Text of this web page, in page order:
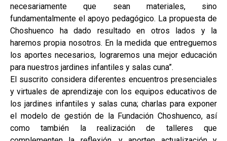
necesariamente que sean materiales, sino
fundamentalmente el apoyo pedagógico. La propuesta de
Choshuenco ha dado resultado en otros lados y la
haremos propia nosotros. En la medida que entreguemos
los aportes necesarios, lograremos una mejor educación
para nuestros jardines infantiles y salas cuna”.
El suscrito considera diferentes encuentros presenciales
y virtuales de aprendizaje con los equipos educativos de
los jardines infantiles y salas cuna; charlas para exponer
el modelo de gestión de la Fundación Choshuenco, así
como también la realización de talleres que